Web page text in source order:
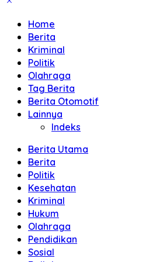
Home
Berita
Kriminal
Politik
Olahraga
Tag Berita
Berita Otomotif
Lainnya
Indeks
Berita Utama
Berita
Politik
Kesehatan
Kriminal
Hukum
Olahraga
Pendidikan
Sosial